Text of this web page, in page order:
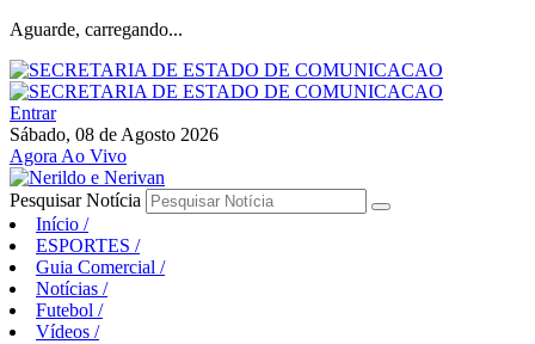
Aguarde, carregando...
Entrar
Sábado, 08 de Agosto 2026
Agora Ao Vivo
Pesquisar Notícia
Início /
ESPORTES /
Guia Comercial /
Notícias /
Futebol /
Vídeos /